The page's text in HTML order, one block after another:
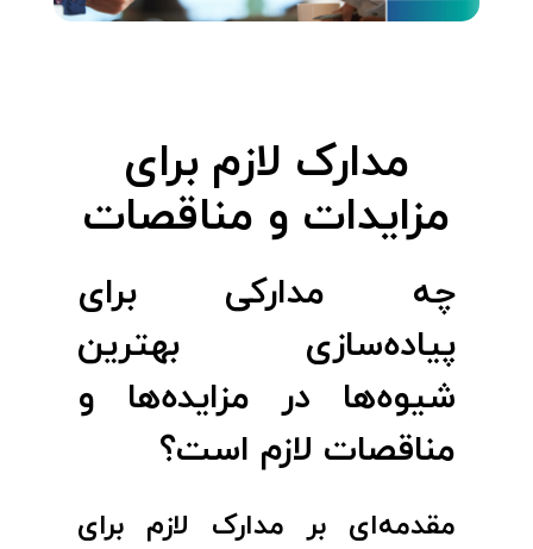
مدارک لازم برای
مزایدات و مناقصات
چه مدارکی برای
پیاده‌سازی بهترین
شیوه‌ها در مزایده‌ها و
مناقصات لازم است؟
مقدمه‌ای بر مدارک لازم برای